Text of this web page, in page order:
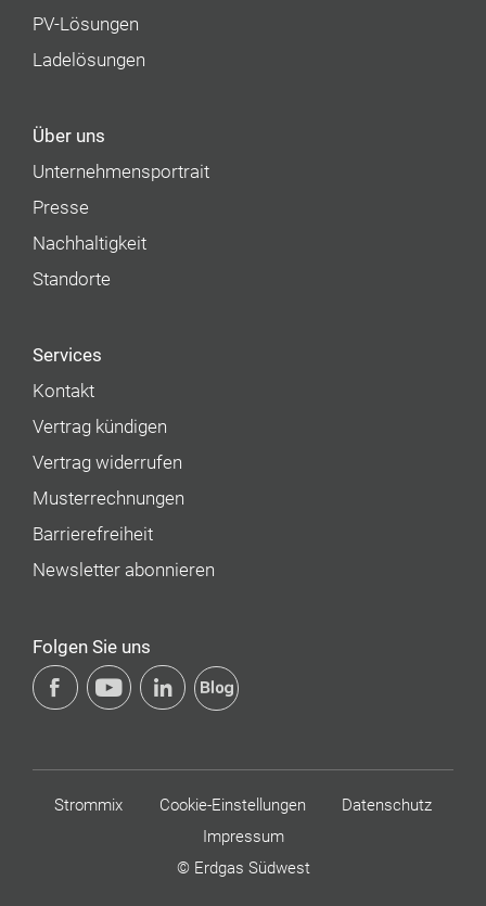
PV-Lösungen
Ladelösungen
Über uns
Unternehmens­portrait
Presse
Nachhaltigkeit
Standorte
Services
Kontakt
Vertrag kündigen
Vertrag widerrufen
Musterrechnungen
Barrierefreiheit
Newsletter abonnieren
Folgen Sie uns
Strommix Cookie-Einstellungen
Datenschutz
Impressum
© Erdgas Südwest